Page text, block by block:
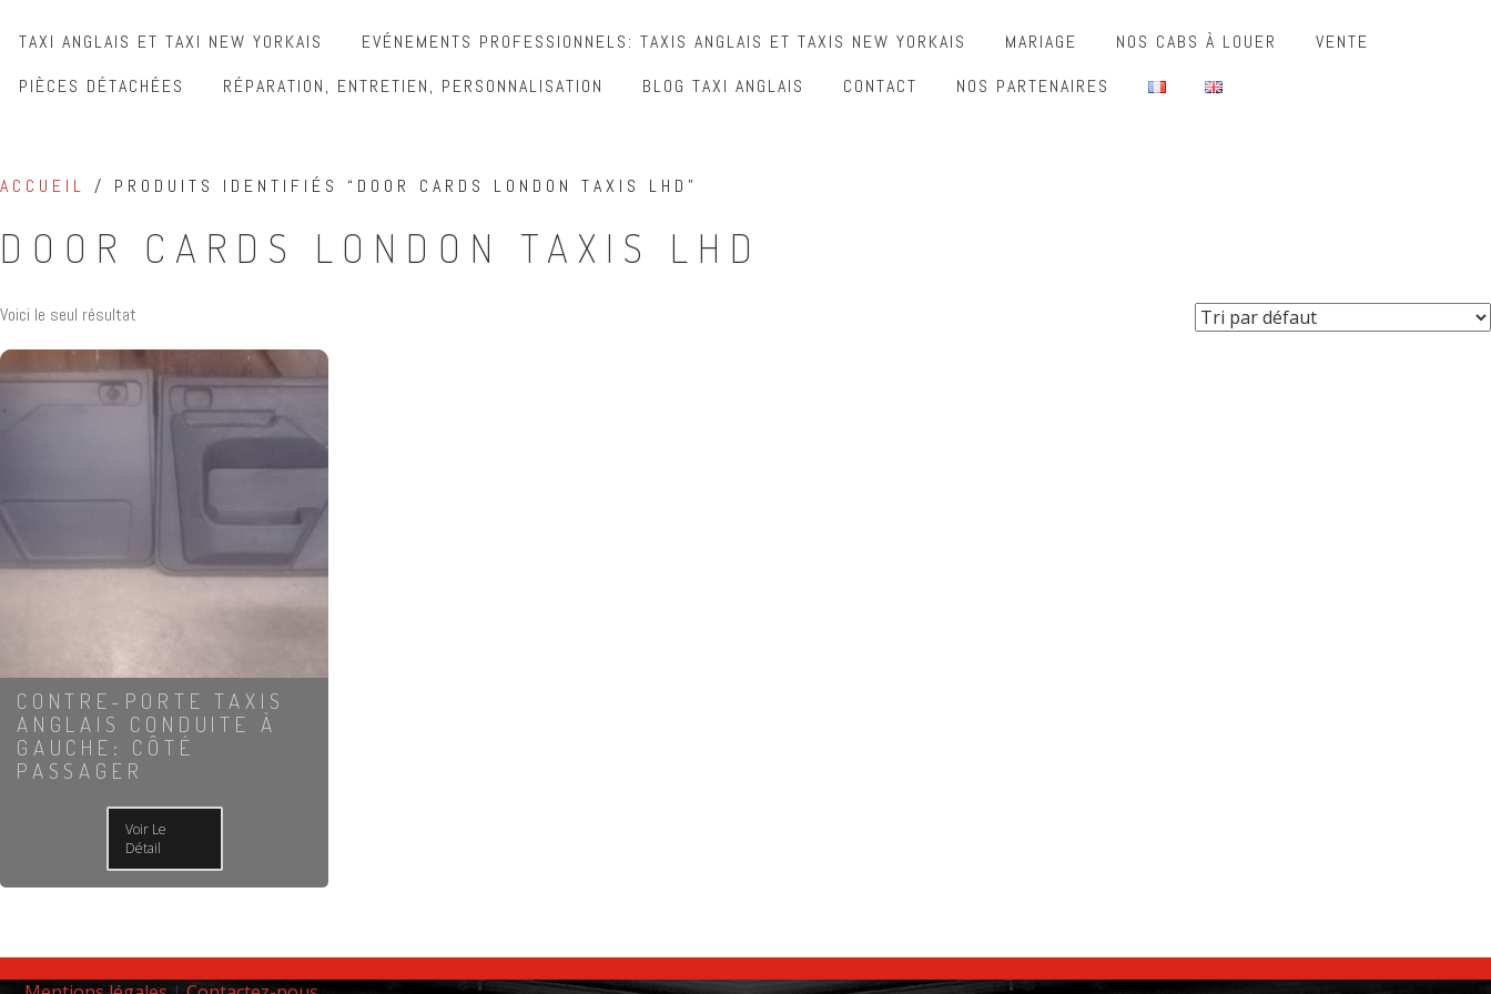
TAXI ANGLAIS ET TAXI NEW YORKAIS EVÉNEMENTS PROFESSIONNELS: TAXIS ANGLAIS ET TAXIS NEW YORKAIS MARIAGE NOS CABS À LOUER
VENTE
PIÈCES DÉTACHÉES
RÉPARATION, ENTRETIEN, PERSONNALISATION BLOG TAXI ANGLAIS CONTACT NOS PARTENAIRES
ACCUEIL / PRODUITS IDENTIFIÉS “DOOR CARDS LONDON TAXIS LHD”
DOOR CARDS LONDON TAXIS LHD
Voici le seul résultat
CONTRE-PORTE TAXIS
ANGLAIS CONDUITE À
GAUCHE: CÔTÉ
PASSAGER
Voir Le
Détail